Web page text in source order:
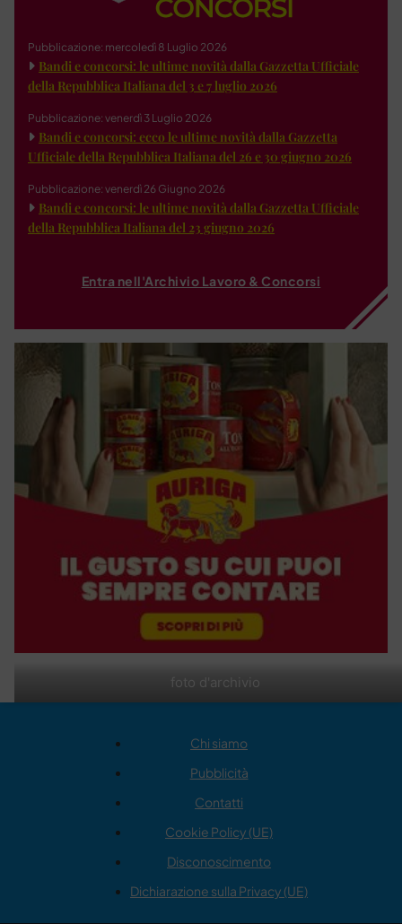
foto d'archivio
Pubblicazione: mercoledì 8 Luglio 2026
Bandi e concorsi: le ultime novità dalla Gazzetta Ufficiale
della Repubblica Italiana del 3 e 7 luglio 2026
Pubblicazione: venerdì 3 Luglio 2026
Bandi e concorsi: ecco le ultime novità dalla Gazzetta
Ufficiale della Repubblica Italiana del 26 e 30 giugno 2026
Pubblicazione: venerdì 26 Giugno 2026
Bandi e concorsi: le ultime novità dalla Gazzetta Ufficiale
della Repubblica Italiana del 23 giugno 2026
Entra nell'Archivio Lavoro & Concorsi
Chi siamo
Pubblicità
Contatti
Cookie Policy (UE)
Disconoscimento
Dichiarazione sulla Privacy (UE)